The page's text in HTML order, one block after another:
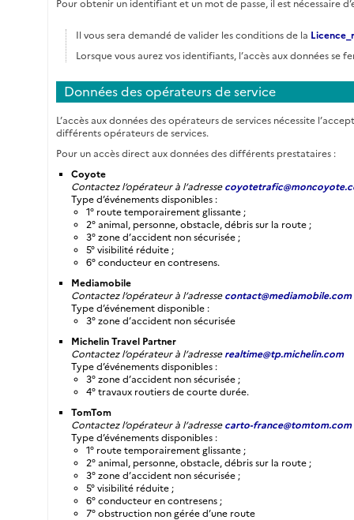
Pour obtenir un identifiant et un mot de passe, il est nécessaire
Il vous sera demandé de valider les conditions de la
Lorsque vous aurez vos identifiants, l’accès aux données se
Données des opérateurs de service
L’accès aux données des opérateurs de services nécessite
différents opérateurs de services.
Pour un accès direct aux données des différents prestataires :
Coyote
Contactez l’opérateur à l’adresse
Type d’événements disponibles :
1° route temporairement glissante ;
2° animal, personne, obstacle, débris sur la route ;
3° zone d’accident non sécurisée ;
5° visibilité réduite ;
6° conducteur en contresens.
Mediamobile
Contactez l’opérateur à l’adresse contact@mediamobile.com
Type d’événement disponible :
3° zone d’accident non sécurisée
Michelin Travel Partner
Contactez l’opérateur à l’adresse realtime@tp.michelin.com
Type d’événements disponibles :
3° zone d’accident non sécurisée ;
4° travaux routiers de courte durée.
TomTom
Contactez l’opérateur à l’adresse carto-france@tomtom.com
Type d’événements disponibles :
1° route temporairement glissante ;
2° animal, personne, obstacle, débris sur la route ;
3° zone d’accident non sécurisée ;
5° visibilité réduite ;
6° conducteur en contresens ;
7° obstruction non gérée d’une route